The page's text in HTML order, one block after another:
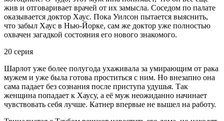
жив и отговаривает врачей от их замысла. Соседом по палате
оказывается доктор Хаус. Пока Уилсон пытается выяснить,
что забыл Хаус в Нью-Йорке, сам же доктор уже полностью
охвачен загадкой состояния его нового знакомого.
20 серия
Шарлот уже более полугода ухаживала за умирающим от рака
мужем и уже была готова проститься с ним. Но внезапно она
сама падает без сознания после приступа удушья. Так
женщина попадает к Хаусу, а её муж неожиданно начинает
чувствовать себя лучше. Катнер впервые не вышел на работу.